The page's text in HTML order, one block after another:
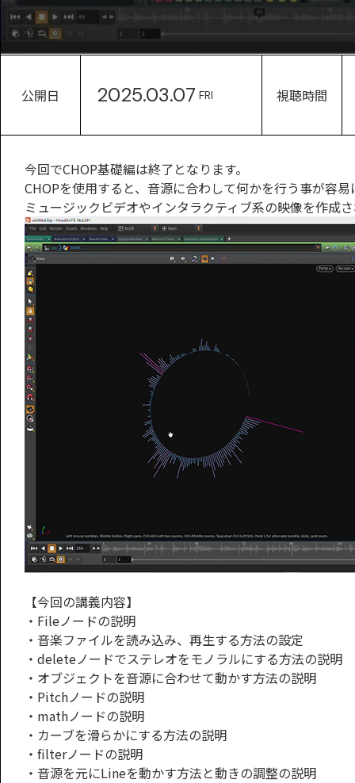
公開日 2025.03.07 FRI 視聴時間
今回でCHOP基礎編は終了となります。
CHOPを使用すると、音源に合わして何かを行う事が容易
ミュージックビデオやインタラクティブ系の映像を作成
【今回の講義内容】
・Fileノードの説明
・音楽ファイルを読み込み、再生する方法の設定
・deleteノードでステレオをモノラルにする方法の説明
・オブジェクトを音源に合わせて動かす方法の説明
・Pitchノードの説明
・mathノードの説明
・カーブを滑らかにする方法の説明
・filterノードの説明
・音源を元にLineを動かす方法と動きの調整の説明